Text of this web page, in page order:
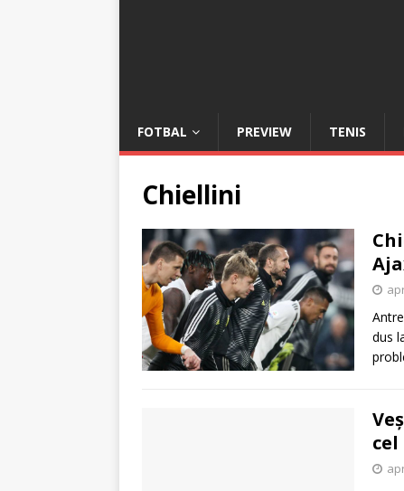
FOTBAL PREVIEW TENIS
Chiellini
dus
cel